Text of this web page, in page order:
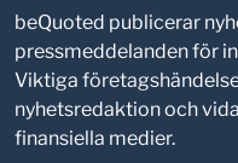
beQuoted publicerar
pressmeddelanden för
Viktiga
nyhetsredaktion och
finansiella medier.